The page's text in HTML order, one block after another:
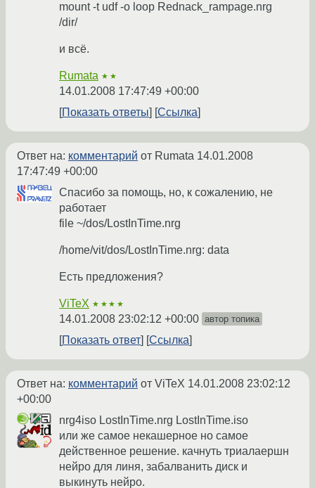
mount -t udf -o loop Rednack_rampage.nrg
/dir/
и всё.
Rumata ★★
14.01.2008 17:47:49 +00:00
Показать ответы
Ссылка
Ответ на: комментарий от Rumata 14.01.2008
17:47:49 +00:00
Спасибо за помощь, но, к сожалению, не
работает
file ~/dos/LostInTime.nrg
/home/vit/dos/LostInTime.nrg: data
Есть предложения?
ViTeX ★★★★
14.01.2008 23:02:12 +00:00 автор топика
Показать ответ Ссылка
Ответ на: комментарий от ViTeX 14.01.2008 23:02:12
+00:00
nrg4iso LostInTime.nrg LostInTime.iso
или же самое некашерное но самое
действенное решение. качнуть триалаершн
нейро для линя, забалванить диск и
выкинуть нейро.